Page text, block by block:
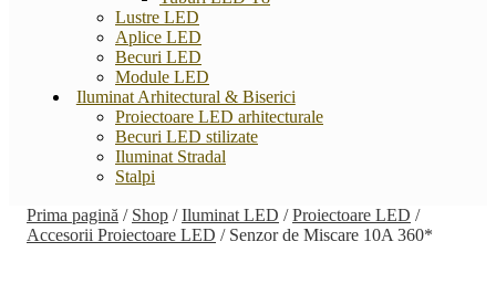
Lustre LED
Aplice LED
Becuri LED
Module LED
Iluminat Arhitectural & Biserici
Proiectoare LED arhitecturale
Becuri LED stilizate
Iluminat Stradal
Stalpi
Prima pagină / Shop /Iluminat LED /Proiectoare LED /
Accesorii Proiectoare LED / Senzor de Miscare 10A 360*